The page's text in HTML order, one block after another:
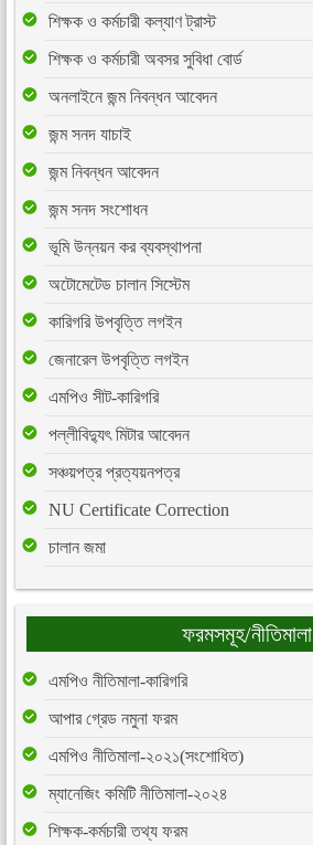
শিক্ষক ও কর্মচারী কল্যাণ ট্রাস্ট
শিক্ষক ও কর্মচারী অবসর সুবিধা বোর্ড
অনলাইনে জন্ম নিবন্ধন আবেদন
জন্ম সনদ যাচাই
জন্ম নিবন্ধন আবেদন
জন্ম সনদ সংশোধন
ভূমি উন্নয়ন কর ব্যবস্থাপনা
অটোমেটেড চালান সিস্টেম
কারিগরি উপবৃত্তি লগইন
জেনারেল উপবৃত্তি লগইন
এমপিও সীট-কারিগরি
পল্লীবিদ্যুৎ মিটার আবেদন
সঞ্চয়পত্র প্রত্যয়নপত্র
NU Certificate Correction
চালান জমা
ফরমসমূহ/নীতিমালা
এমপিও নীতিমালা-কারিগরি
আপার গ্রেড নমুনা ফরম
এমপিও নীতিমালা-২০২১(সংশোধিত)
ম্যানেজিং কমিটি নীতিমালা-২০২৪
শিক্ষক-কর্মচারী তথ্য ফরম